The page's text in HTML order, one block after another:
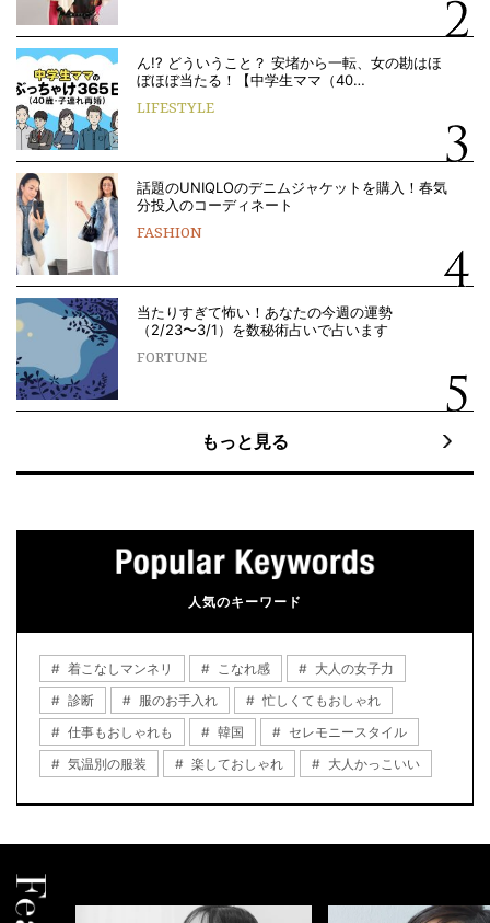
ん!? どういうこと？ 安堵から一転、女の勘はほ
ぼほぼ当たる！【中学生ママ（40…
LIFESTYLE
話題のUNIQLOのデニムジャケットを購入！春気
分投入のコーディネート
FASHION
当たりすぎて怖い！あなたの今週の運勢
（2/23〜3/1）を数秘術占いで占います
FORTUNE
もっと見る
人気のキーワード
着こなしマンネリ こなれ感
大人の女子力
診断
服のお手入れ
忙しくてもおしゃれ
仕事もおしゃれも
韓国
セレモニースタイル
気温別の服装
楽しておしゃれ 大人かっこいい